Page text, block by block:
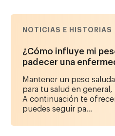
NOTICIAS E HISTORIAS
¿Cómo influye mi
padecer una
Mantener un peso
para tu salud en
A continuación te
puedes seguir pa...